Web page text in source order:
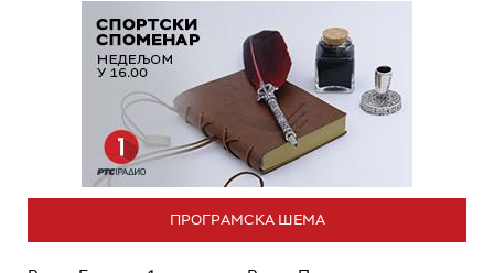
ПРОГРАМСКА ШЕМА